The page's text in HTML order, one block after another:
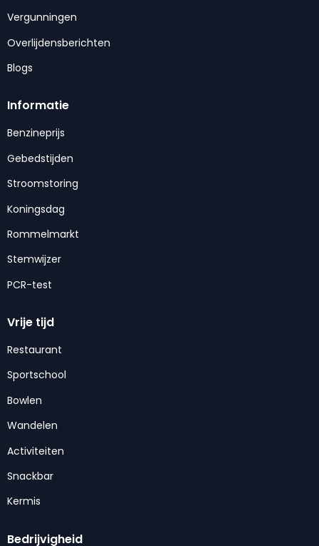
Vergunningen
Overlijdensberichten
Blogs
Informatie
Benzineprijs
Gebedstijden
Stroomstoring
Koningsdag
Rommelmarkt
Stemwijzer
PCR-test
Vrije tijd
Restaurant
Sportschool
Bowlen
Wandelen
Activiteiten
Snackbar
Kermis
Bedrijvigheid